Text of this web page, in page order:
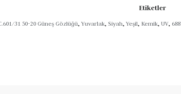
Etiketler
31 50-20 Güneş Gözlüğü, Yuvarlak, Siyah, Yeşil, Kemik, UV,